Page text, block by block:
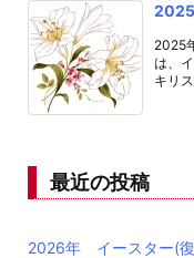
2025
は、
キリ
最近の投稿
2026年 イースター(